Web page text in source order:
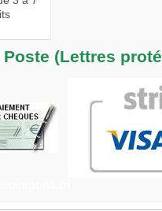
(Lettres